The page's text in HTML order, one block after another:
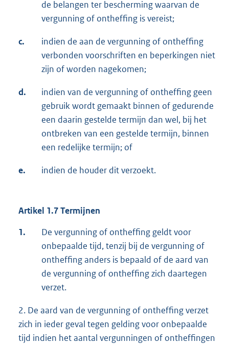
de belangen ter bescherming waarvan de
vergunning of ontheffing is vereist;
c.
indien de aan de vergunning of ontheffing
verbonden voorschriften en beperkingen niet
zijn of worden nagekomen;
d.
indien van de vergunning of ontheffing geen
gebruik wordt gemaakt binnen of gedurende
een daarin gestelde termijn dan wel, bij het
ontbreken van een gestelde termijn, binnen
een redelijke termijn; of
e. indien de houder dit verzoekt.
Artikel 1.7 Termijnen
1.
De vergunning of ontheffing geldt voor
onbepaalde tijd, tenzij bij de vergunning of
ontheffing anders is bepaald of de aard van
de vergunning of ontheffing zich daartegen
verzet.
2. De aard van de vergunning of ontheffing verzet
zich in ieder geval tegen gelding voor onbepaalde
tijd indien het aantal vergunningen of ontheffingen